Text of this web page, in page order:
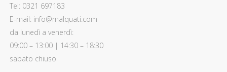
Tel: 0321 697183
E-mail: info@malquati.com
da lunedì a venerdì:
09:00 – 13:00 | 14:30 – 18:30
sabato chiuso